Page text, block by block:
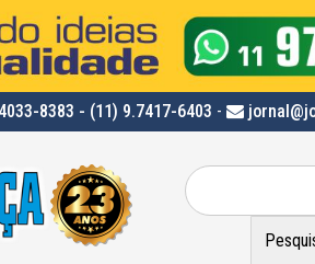
8383 - (11) 9.7417-6403 -
Pesquisar
por: